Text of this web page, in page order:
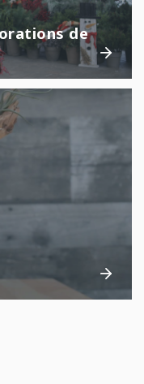
de